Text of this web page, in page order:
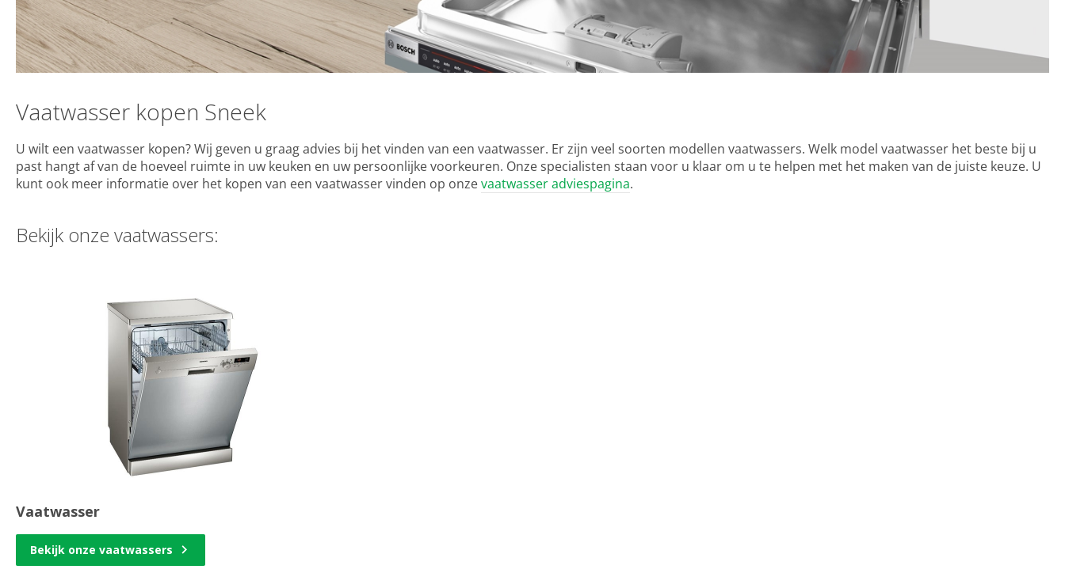
Vaatwasser kopen Sneek
U wilt een vaatwasser kopen? Wij geven u graag advies bij het vinden van een vaatwasser. Er zijn veel soorten modellen vaatwassers. Welk model vaatwasser het beste bij u
past hangt af van de hoeveel ruimte in uw keuken en uw persoonlijke voorkeuren. Onze specialisten staan voor u klaar om u te helpen met het maken van de juiste keuze. U
kunt ook meer informatie over het kopen van een vaatwasser vinden op onzevaatwasser adviespagina.
Bekijk onze vaatwassers:
Vaatwasser
Bekijk onze vaatwassers